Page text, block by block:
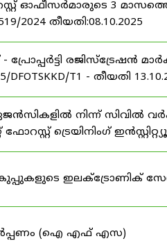
ഓഫീസർമാരുടെ 3
2024 തീയതി:08.10.2025
പ്രോപ്പർട്ടി രജിസ്ട്രേഷൻ
DFOTSKKD/T1 - തീയതി
നിന്ന് സിവിൽ
ട്രെയിനിംഗ്
വകുപ്പുകളുടെ ഇലക്ട്രോണിക്
(ഐ എഫ് എസ)